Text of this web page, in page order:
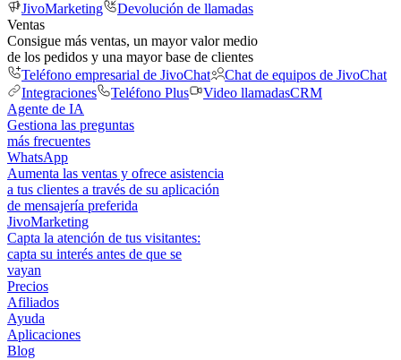
JivoMarketing
Devolución de llamadas
Ventas
Consigue más ventas, un mayor valor medio
de los pedidos y una mayor base de clientes
Teléfono empresarial de JivoChat
Chat de equipos de JivoChat
Integraciones
Teléfono Plus Video llamadasCRM
Agente de IA
Gestiona las preguntas
más frecuentes
WhatsApp
Aumenta las ventas y ofrece asistencia
a tus clientes a través de su aplicación
de mensajería preferida
JivoMarketing
Capta la atención de tus visitantes:
capta su interés antes de que se
vayan
Precios
Afiliados
Ayuda
Aplicaciones
Blog